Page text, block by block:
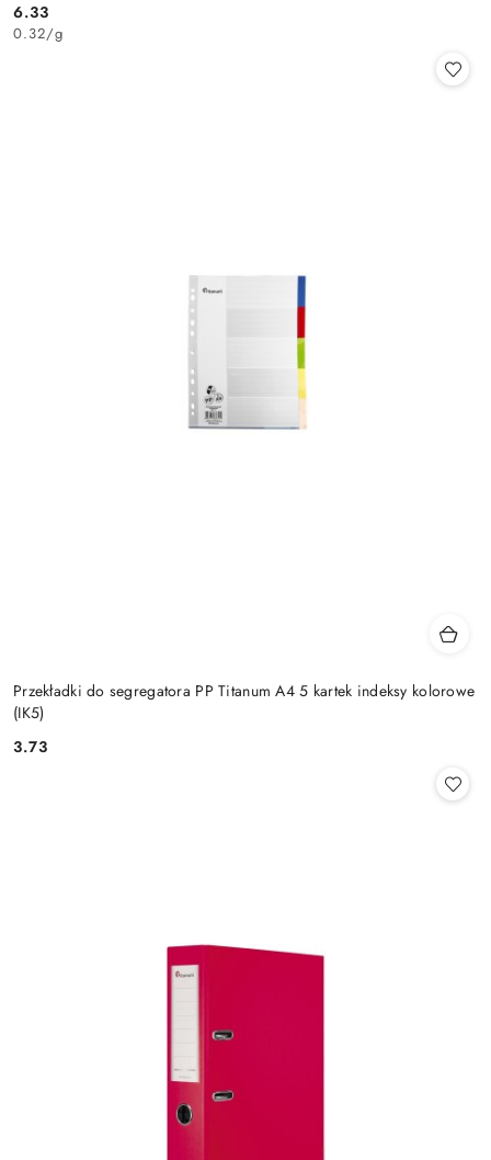
Cena:
6.33
0.32/g
Przekładki do segregatora PP Titanum A4 5 kartek indeksy kolorowe
(IK5)
Cena:
3.73